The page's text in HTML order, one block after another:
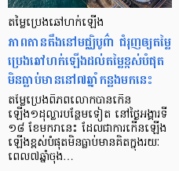
តម្លៃប្រេងឆៅហក់ឡើង
ភាពតានតឹងនៅមជ្ឈិបូព៌ា ជំរុញឲ្យតម្លៃ
ប្រេងឆៅហក់ឡើងដល់តម្លៃខ្ពស់បំផុត
មិនធ្លាប់មាននៅ៧ឆ្នាំកន្លងមកនេះ
តម្លៃប្រេងពិភពលោកបានកើន
ឡើង១ដុល្លារបន្ថែមទៀត នៅថ្ងៃអង្គារទី
១៨ ខែមករានេះ ដែលជាការកើនឡើង
ឡើងខ្ពស់បំផុតមិនធ្លាប់មានគិតក្នុងរយៈ
ពេល៧ឆ្នាំចុង…